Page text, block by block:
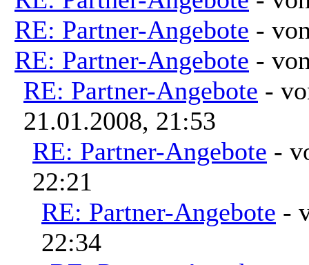
RE: Partner-Angebote -
RE: Partner-Angebote -
RE: Partner-Angebote -
21.01.2008, 21:53
RE: Partner-Angebote -
22:21
RE: Partner-Angebote -
22:34